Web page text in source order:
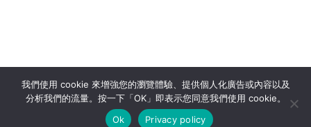
隱私政策 使用條款
seo公司|sem公司|網頁設計|網頁設計公司by isualsense
我們使用 cookie 來增強您的瀏覽體驗、提供個人化廣告或內容以及
分析我們的流量。按一下「OK」即表示您同意我們使用 cookie。
Ok
Privacy policy